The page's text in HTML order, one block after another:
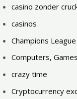
casino zonder
casinos
Champions
Computers, Games
crazy time
Cryptocurrency